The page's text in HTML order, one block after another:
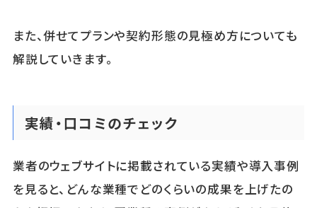
また、併せてプランや契約形態の見極め方についても
解説していきます。
実績・口コミのチェック
業者のウェブサイトに掲載されている実績や導入事例
を見ると、どんな業種でどのくらいの成果を上げたの